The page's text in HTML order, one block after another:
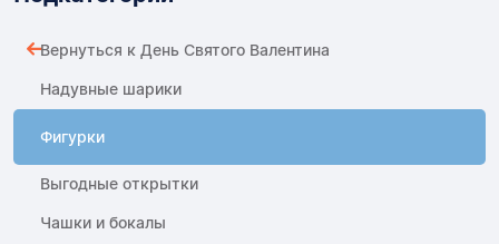
Вернуться к День Святого Валентина
Надувные шарики
Фигурки
Выгодные открытки
Чашки и бокалы